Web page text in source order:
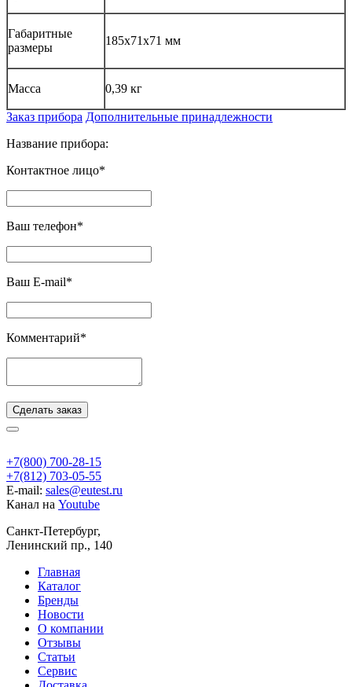
Габаритные
размеры
185х71х71 мм
Масса 0,39 кг
Заказ прибора Дополнительные принадлежности
Название прибора:
Контактное лицо*
Ваш телефон*
Ваш E-mail*
Комментарий*
Сделать заказ
+7(800) 700-28-15
+7(812) 703-05-55
E-mail: sales@eutest.ru
Канал на Youtube
Санкт-Петербург,
Ленинский пр., 140
Главная
Каталог
Бренды
Новости
О компании
Отзывы
Статьи
Сервис